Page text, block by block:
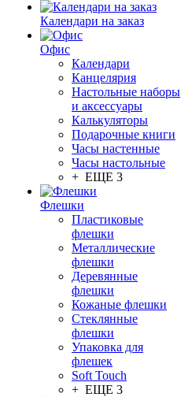
Календари на заказ
Офис
Календари
Канцелярия
Настольные наборы
и аксессуары
Калькуляторы
Подарочные книги
Часы настенные
Часы настольные
+ ЕЩЕ 3
Флешки
Пластиковые
флешки
Металлические
флешки
Деревянные
флешки
Кожаные флешки
Стеклянные
флешки
Упаковка для
флешек
Soft Touch
+ ЕЩЕ 3